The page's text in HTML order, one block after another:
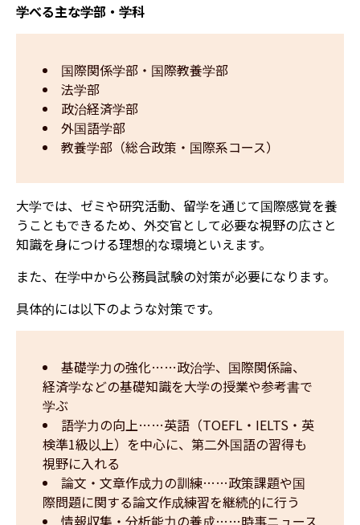
学べる主な学部・学科
国際関係学部・国際教養学部
法学部
政治経済学部
外国語学部
教養学部（総合政策・国際系コース）
大学では、ゼミや研究活動、留学を通じて国際感覚を養
うこともできるため、外交官として必要な視野の広さと
知識を身につける理想的な環境といえます。
また、在学中から公務員試験の対策が必要になります。
具体的には以下のような対策です。
基礎学力の強化……政治学、国際関係論、
経済学などの基礎知識を大学の授業や参考書で
学ぶ
語学力の向上……英語（TOEFL・IELTS・英
検準1級以上）を中心に、第二外国語の習得も
視野に入れる
論文・文章作成力の訓練……政策課題や国
際問題に関する論文作成練習を継続的に行う
情報収集・分析能力の養成……時事ニュース